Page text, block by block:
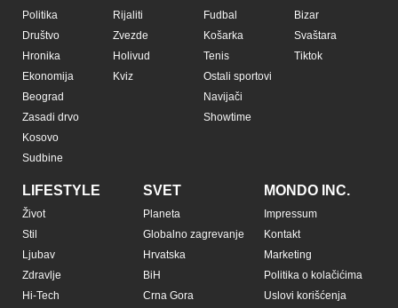
Politika
Društvo
Hronika
Ekonomija
Beograd
Zasadi drvo
Kosovo
Sudbine
Rijaliti
Zvezde
Holivud
Kviz
Fudbal
Košarka
Tenis
Ostali sportovi
Navijači
Showtime
Bizar
Svaštara
Tiktok
LIFESTYLE
Život
Stil
Ljubav
Zdravlje
Hi-Tech
SVET
Planeta
Globalno zagrevanje
Hrvatska
BiH
Crna Gora
MONDO INC.
Impressum
Kontakt
Marketing
Politika o kolačićima
Uslovi korišćenja